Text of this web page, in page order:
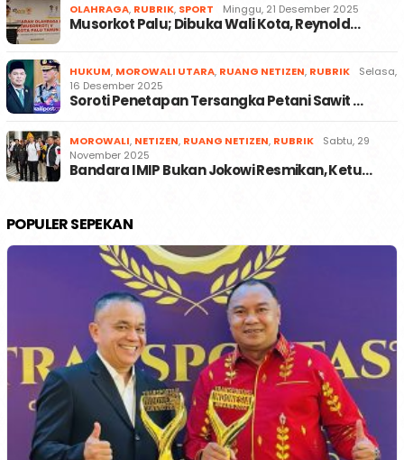
OLAHRAGA, RUBRIK, SPORT Minggu, 21 Desember 2025
Musorkot Palu; Dibuka Wali Kota, Reynold…
HUKUM, MOROWALI UTARA, RUANG NETIZEN, RUBRIK
Selasa,
16 Desember 2025
Soroti Penetapan Tersangka Petani Sawit …
MOROWALI, NETIZEN, RUANG NETIZEN, RUBRIK
Sabtu, 29
November 2025
Bandara IMIP Bukan Jokowi Resmikan, Ketu…
POPULER SEPEKAN